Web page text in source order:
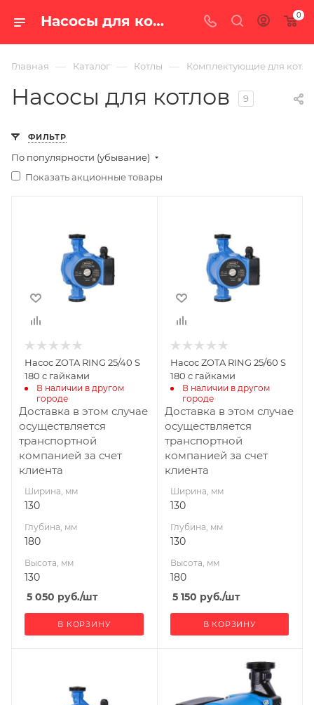
Насосы для котлов — купить в Екатеринбурге по цене от 1 726 руб. с доставкой по России в интернет-магазине «100 печей.ру» 0
Главная — Каталог — Котлы — Комплектующие для
Насосы для котлов 9
ФИЛЬТР
По популярности (убывание)
Показать акционные товары
Глубина, мм
Высота, мм
130
Насос ZOTA RING 25/40 S
180 с гайками
В наличии в другом
городе
Доставка в этом случае
осуществляется
транспортной
компанией за счет
клиента
Ширина, мм
130
Глубина, мм
180
Высота, мм
130
5 050 руб./шт
В КОРЗИНУ
Глубина, мм
Высота, мм
180
Насос ZOTA RING 25/60 S
180 с гайками
В наличии в другом
городе
Доставка в этом случае
осуществляется
транспортной
компанией за счет
клиента
Ширина, мм
130
Глубина, мм
130
Высота, мм
180
5 150 руб./шт
В КОРЗИНУ
Глубина, мм